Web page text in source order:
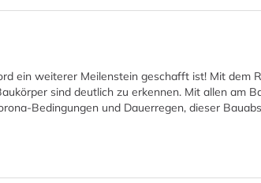
ein weiterer Meilenstein geschafft ist! Mit dem
sind deutlich zu erkennen. Mit allen am
Bedingungen und Dauerregen, dieser